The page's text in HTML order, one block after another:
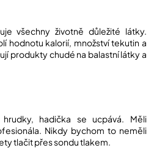
všechny životně důležité látky.
hodnotu kalorií, množství tekutin a
produkty chudé na balastní látky a
hadička se ucpává. Měli
Nikdy bychom to neměli
tlačit přes sondu tlakem.